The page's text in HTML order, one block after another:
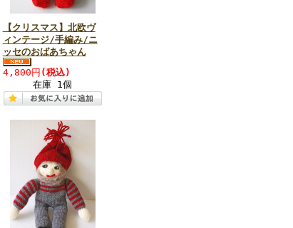
【クリスマス】北欧ヴ
ィンテージ/手編み/ニ
ッセのおばあちゃん
4,800円 (税込)
在庫 1個